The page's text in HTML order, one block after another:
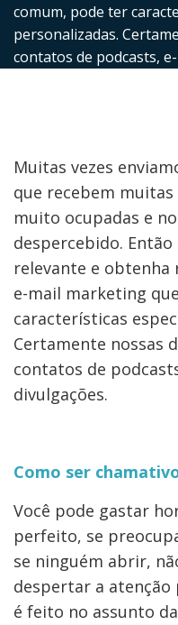
comum, pode ter
personalizadas.
contatos de podcasts,
Muitas vezes
que recebem
muito ocupadas e
despercebido.
relevante e obtenha
e-mail marketing
características
Certamente nossas
contatos de
divulgações.
Como ser
Você pode gastar
perfeito, se
se ninguém abrir,
despertar a atenção
é feito no assunto